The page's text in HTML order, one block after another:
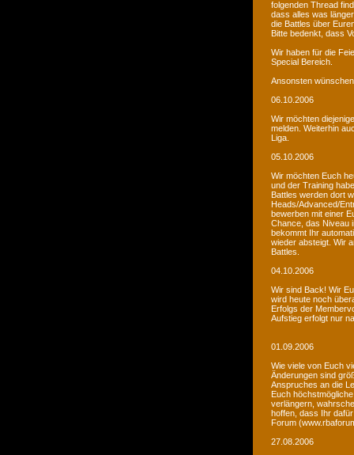
folgenden Thread
dass alles was
die Battles über
Bitte bedenkt, dass
Wir haben für die
Special Bereich.
Ansonsten
06.10.2006
Wir möchten
melden. Weiterhin
Liga.
05.10.2006
Wir möchten Euch
und der Training
Battles werden dort
Heads/Advanced/
bewerben mit einer
Chance, das Niveau
bekommt Ihr
wieder absteigt. Wir
Battles.
04.10.2006
Wir sind Back! Wir
wird heute noch
Erfolgs der
Aufstieg erfolgt nur
01.09.2006
Wie viele von Euch
Änderungen sind
Anspruches an die
Euch
verlängern,
hoffen, dass Ihr
Forum
27.08.2006